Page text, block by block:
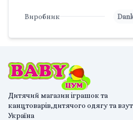
Виробник
Дитячий магазин іграшок та
канцтоварів,дитячого одягу та
Україна